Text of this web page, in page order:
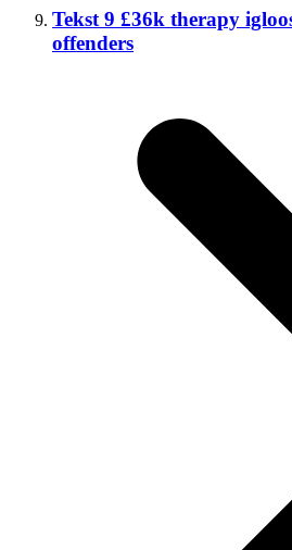
Tekst 9 £36k therapy
offenders